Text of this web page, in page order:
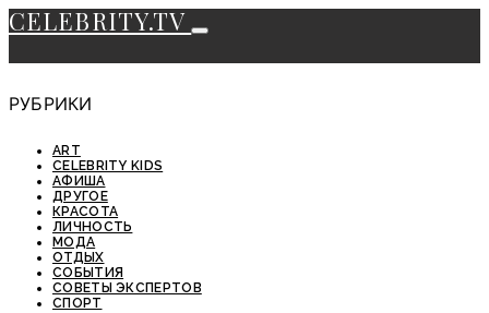
CELEBRITY.TV
РУБРИКИ
ART
CELEBRITY KIDS
АФИША
ДРУГОЕ
КРАСОТА
ЛИЧНОСТЬ
МОДА
ОТДЫХ
СОБЫТИЯ
СОВЕТЫ ЭКСПЕРТОВ
СПОРТ